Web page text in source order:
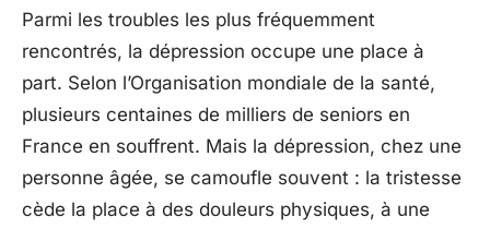
Parmi les troubles les plus fréquemment
rencontrés, la dépression occupe une place à
part. Selon l’Organisation mondiale de la santé,
plusieurs centaines de milliers de seniors en
France en souffrent. Mais la dépression, chez une
personne âgée, se camoufle souvent : la tristesse
cède la place à des douleurs physiques, à une